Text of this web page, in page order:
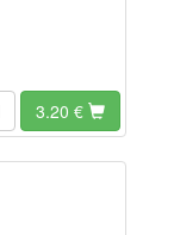
3.20 €